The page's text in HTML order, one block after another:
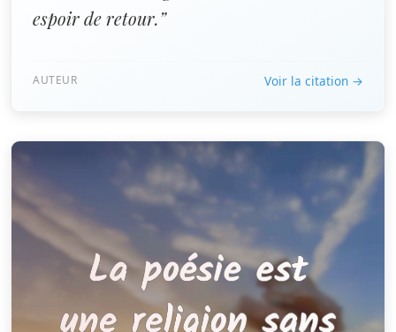
espoir de retour.”
AUTEUR Voir la citation →